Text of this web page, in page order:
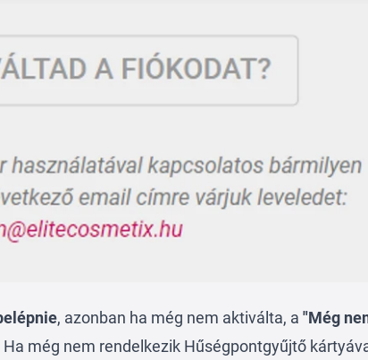
, azonban ha még nem aktiválta, a "Még
még nem rendelkezik Hűségpontgyűjtő